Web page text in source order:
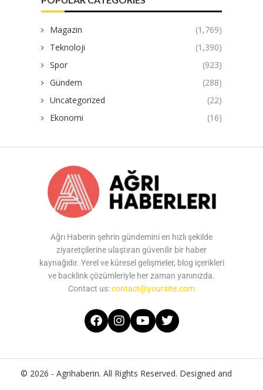
Magazin
(1,769)
Teknoloji
(1,390)
Spor
(923)
Gündem
(288)
Uncategorized
(22)
Ekonomi
(16)
Ağrı Haberin şehrin gündemini en hızlı şekilde
ziyaretçilerine ulaştıran güvenilir bir haber
kaynağıdır. Yerel ve küresel gelişmeler, blog içerikleri
ve backlink çözümleriyle her zaman yanınızda.
Contact us:contact@yoursite.com
© 2026 - Agrihaberin. All Rights Reserved. Designed and